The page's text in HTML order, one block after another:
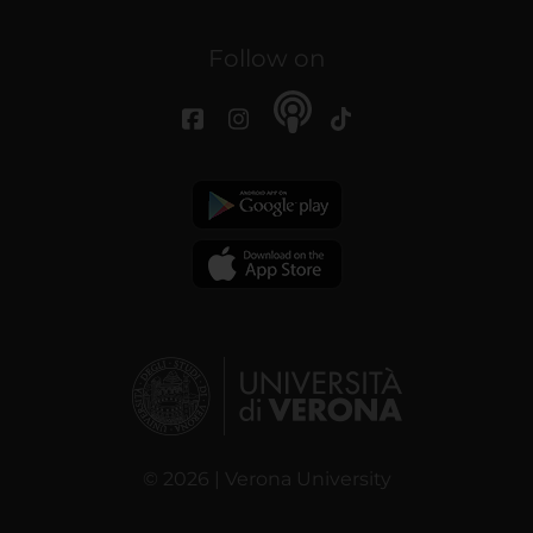
Follow on
© 2026 | Verona University